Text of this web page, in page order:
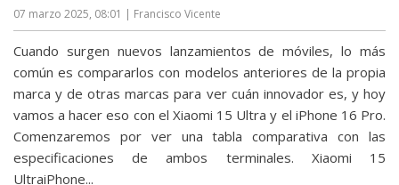
07 marzo 2025, 08:01 | Francisco Vicente
Cuando surgen nuevos lanzamientos de móviles, lo más
común es compararlos con modelos anteriores de la propia
marca y de otras marcas para ver cuán innovador es, y hoy
vamos a hacer eso con el Xiaomi 15 Ultra y el iPhone 16 Pro.
Comenzaremos por ver una tabla comparativa con las
especificaciones de ambos terminales. Xiaomi 15
UltraiPhone...